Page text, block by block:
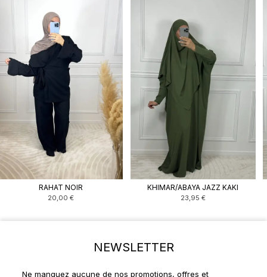
RAHAT NOIR
20,00 €
KHIMAR/ABAYA JAZZ KAKI
23,95 €
NEWSLETTER
Ne manquez aucune de nos promotions, offres et